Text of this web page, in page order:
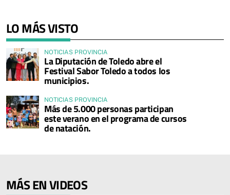
LO MÁS VISTO
NOTICIAS PROVINCIA
La Diputación de Toledo abre el
Festival Sabor Toledo a todos los
municipios.
NOTICIAS PROVINCIA
Más de 5.000 personas participan
este verano en el programa de cursos
de natación.
MÁS EN VIDEOS